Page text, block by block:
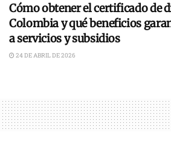
Cómo obtener el certificado de
Colombia y qué beneficios
a servicios y subsidios
24 DE ABRIL DE 2026